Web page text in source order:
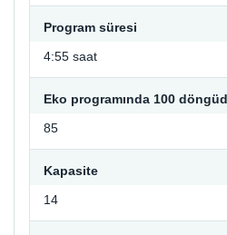
Program süresi
4:55 saat
Eko programında 100
85
Kapasite
14